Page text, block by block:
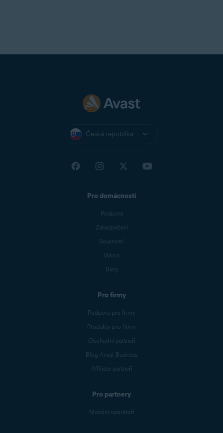
Česká republika
Pro domácnosti
Podpora
Zabezpečení
Soukromí
Výkon
Blog
Pro firmy
Podpora pro firmy
Produkty pro firmy
Obchodní partneři
Blog Avast Business
Affiliate partneři
Pro partnery
Mobilní operátoři